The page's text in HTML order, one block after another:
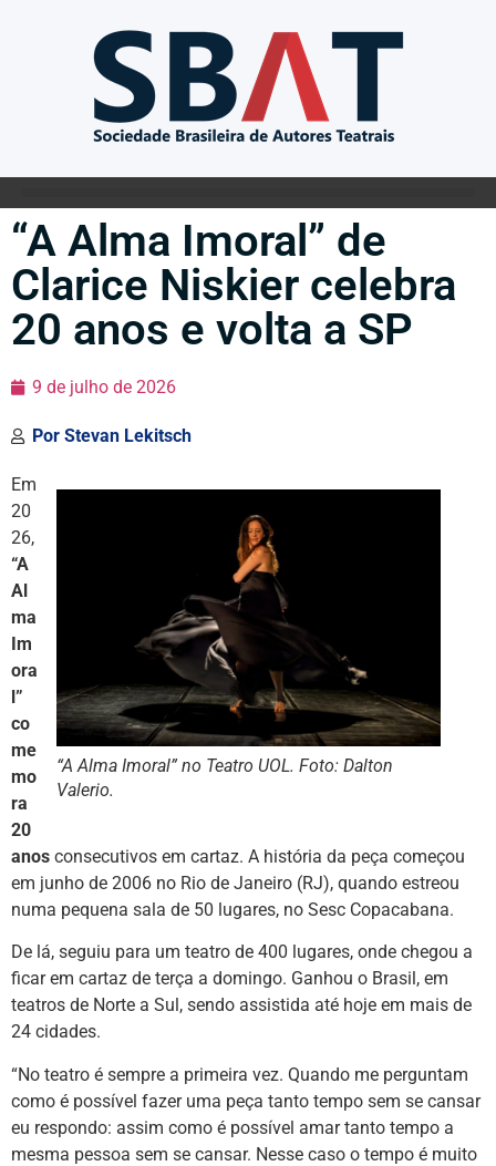
“A Alma Imoral” de
Clarice Niskier celebra
20 anos e volta a SP
9 de julho de 2026
Por Stevan Lekitsch
“A Alma Imoral” no Teatro UOL. Foto: Dalton
Valerio.
Em
20
26,
“A
Al
ma
Im
ora
l”
co
me
mo
ra
20
anos consecutivos em cartaz. A história da peça começou
em junho de 2006 no Rio de Janeiro (RJ), quando estreou
numa pequena sala de 50 lugares, no Sesc Copacabana.
De lá, seguiu para um teatro de 400 lugares, onde chegou a
ficar em cartaz de terça a domingo. Ganhou o Brasil, em
teatros de Norte a Sul, sendo assistida até hoje em mais de
24 cidades.
“No teatro é sempre a primeira vez. Quando me perguntam
como é possível fazer uma peça tanto tempo sem se cansar
eu respondo: assim como é possível amar tanto tempo a
mesma pessoa sem se cansar. Nesse caso o tempo é muito